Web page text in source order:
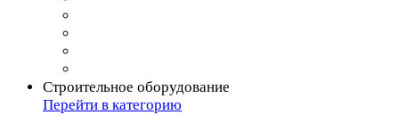
Строительное оборудование
Перейти в категорию